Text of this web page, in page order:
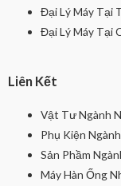
Đại Lý Máy Tại
Đại Lý Máy Tại
Liên Kết
Vật Tư Ngành
Phụ Kiện
Sản Phầm
Máy Hàn Ống